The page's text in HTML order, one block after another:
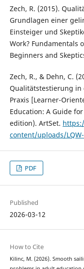
Zech, R. (2015).
Grundlagen einer
Einsteiger und
Work? Fundamentals
Beginners and
Zech, R., & Dehn, C.
Qualitätstestierung
Praxis [Learner-
Education: A Guide
edition). ArtSet.
content/uploads/
PDF
Published
2026-03-12
How to Cite
Kilinc, M. (2026). Smooth